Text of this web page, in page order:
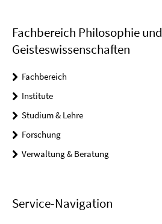
Fachbereich Philosophie und
Geisteswissenschaften
Fachbereich
Institute
Studium & Lehre
Forschung
Verwaltung & Beratung
Service-Navigation